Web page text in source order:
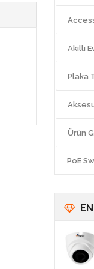
Akıllı
Plaka
Ürün
PoE